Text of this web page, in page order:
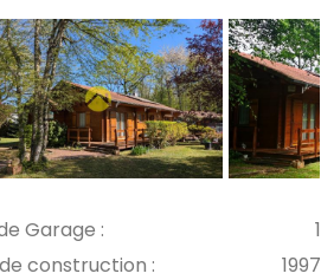
Garage :
1
construction :
1997